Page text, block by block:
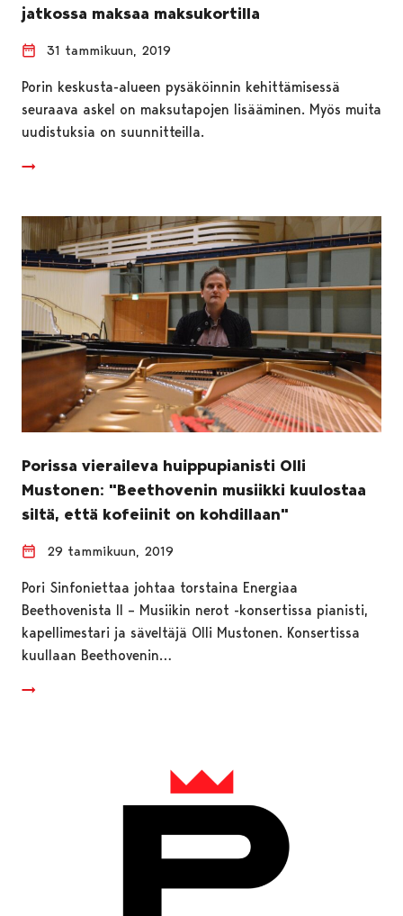
jatkossa maksaa maksukortilla
31 tammikuun, 2019
Porin keskusta-alueen pysäköinnin kehittämisessä
seuraava askel on maksutapojen lisääminen. Myös muita
uudistuksia on suunnitteilla.
Porissa vieraileva huippupianisti Olli
Mustonen: "Beethovenin musiikki kuulostaa
siltä, että kofeiinit on kohdillaan"
29 tammikuun, 2019
Pori Sinfoniettaa johtaa torstaina Energiaa
Beethovenista II – Musiikin nerot -konsertissa pianisti,
kapellimestari ja säveltäjä Olli Mustonen. Konsertissa
kuullaan Beethovenin…